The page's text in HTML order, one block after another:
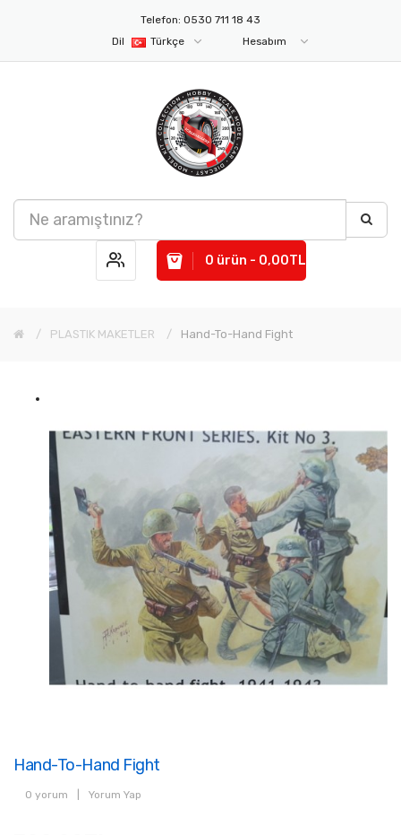
Telefon: 0530 711 18 43
Dil
Türkçe Hesabım
0 ürün - 0,00TL
PLASTIK MAKETLER Hand-To-Hand Fight
Hand-To-Hand Fight
0 yorum Yorum Yap